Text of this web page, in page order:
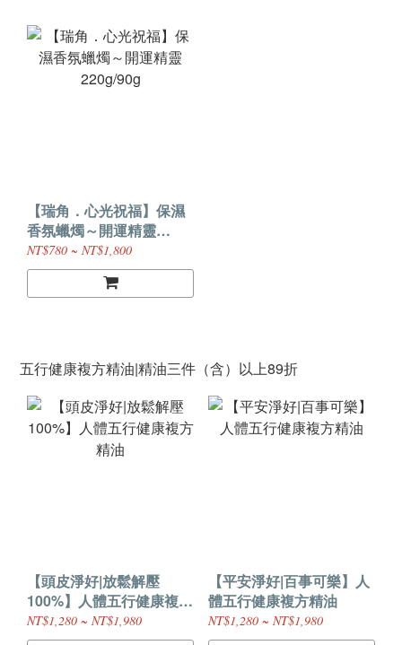
【瑞角．心光祝福】保濕
香氛蠟燭～開運精靈
220g/90g
NT$780 ~ NT$1,800
五行健康複方精油|精油三件（含）以上89折
【頭皮淨好|放鬆解壓
100%】人體五行健康複方
精油
NT$1,280 ~ NT$1,980
【平安淨好|百事可樂】人
體五行健康複方精油
NT$1,280 ~ NT$1,980